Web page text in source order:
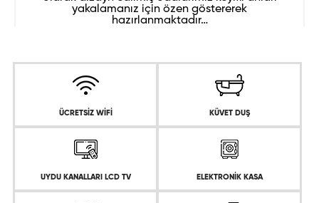
yakalamanız için özen göstererek
hazırlanmaktadır…
ÜCRETSİZ WİFİ KÜVET DUŞ
UYDU KANALLARI LCD TV ELEKTRONİK KASA